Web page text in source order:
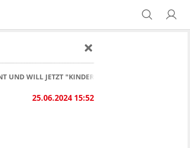
UND WILL JETZT "KINDER MACHEN OHNE ENDE"
25.06.2024 15:52